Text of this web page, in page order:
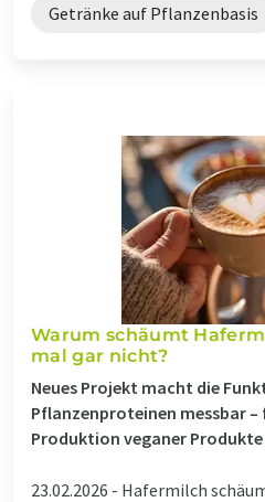
Getränke auf Pflanzenbasis
Warum schäumt
mal gar nicht?
Neues Projekt macht die
Pflanzenproteinen messbar –
Produktion veganer Produkte
23.02.2026 - Hafermilch